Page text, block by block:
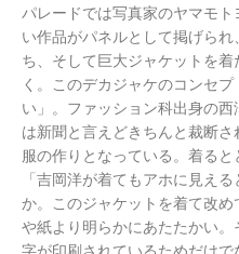
パレードでは写真家のヤマモ
い作品がパネルとして掲げら
ち、そして巨大ジャケットを
く。このデカジャケのコンセ
い」。ファッション科出身の
は新聞と言えどきちんと裁断
服の作りとなっている。着る
「吉岡洋が着てもアホに見え
か。このジャケットを着て改
や紙より明らかにあたたかい